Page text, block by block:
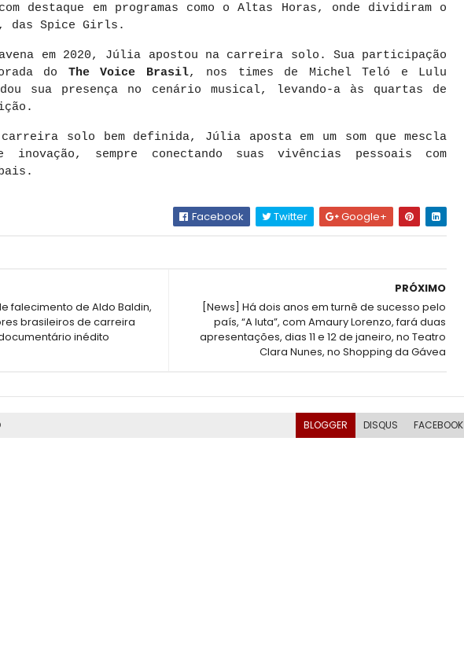
destaque em programas como o Altas Horas, onde dividiram o
das Spice Girls.
em 2020, Júlia apostou na carreira solo. Sua participação
do The Voice Brasil, nos times de Michel Teló e Lulu
sua presença no cenário musical, levando-a às quartas de
carreira solo bem definida, Júlia aposta em um som que mescla
inovação, sempre conectando suas vivências pessoais com
Facebook Twitter Google+
PRÓXIMO
[News] Há dois anos em turnê de sucesso pelo
país, “A luta”, com Amaury Lorenzo, fará duas
apresentações, dias 11 e 12 de janeiro, no Teatro
Clara Nunes, no Shopping da Gávea
falecimento de Aldo Baldin,
brasileiros de carreira
inédito
BLOGGER DISQUS FACEBOOK